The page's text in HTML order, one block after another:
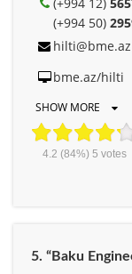
(+994 50)
hilti@bme.az
bme.az/hilti
SHOW MORE
4.2 (84%) 5 votes
5. “Baku